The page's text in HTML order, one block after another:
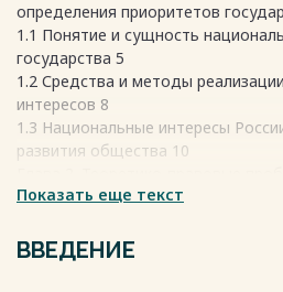
определения приоритетов
1.1 Понятие и сущность
государства 5
1.2 Средства и методы
интересов 8
1.3 Национальные интересы
развития общества 10
приоритетов национальной
2.1 Понятие стратегических
2.2 Реализации некоторых
Показать еще текст
ВВЕДЕНИЕ